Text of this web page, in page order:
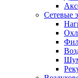
Сетевые